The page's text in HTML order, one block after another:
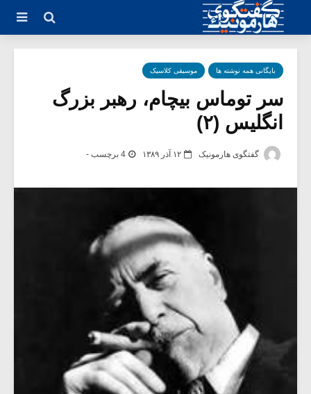
بایگانی همه نوشته ها موسیقی کلاسیک
سر توماس بیچام، رهبر بزرگ
انگلیس (۲)
گفتگوی هارمونیک ۱۲ آذر ۱۳۸۹ 4 برچسب -